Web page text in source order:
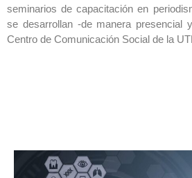
seminarios de capacitación en
se desarrollan -de manera presencial
Centro de Comunicación Social de la